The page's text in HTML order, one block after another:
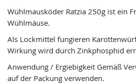
Wühlmausköder Ratzia 250g ist ein
Wühlmäuse.
Als Lockmittel fungieren
Wirkung wird durch Zinkphosphid
Anwendung / Ergiebigkeit Gemäß
auf der Packung verwenden.